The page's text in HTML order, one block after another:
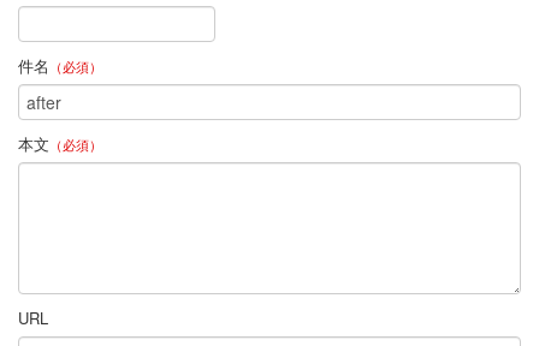
旧）よくある質問
プロフィール
件名 （必須）
本文 （必須）
URL